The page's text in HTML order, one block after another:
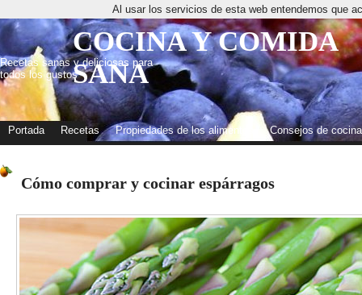
COCINA Y COMIDA
SANA
Recetas sanas y deliciosas para
todos los gustos
Portada Recetas Propiedades de los alimentos Consejos de cocina
Cómo comprar y cocinar espárragos
Al usar los servicios de esta web entendemos que